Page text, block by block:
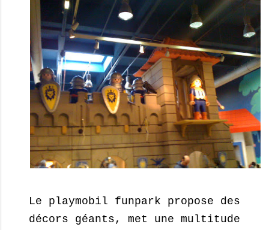
Le playmobil funpark propose des
décors géants, met une multitude